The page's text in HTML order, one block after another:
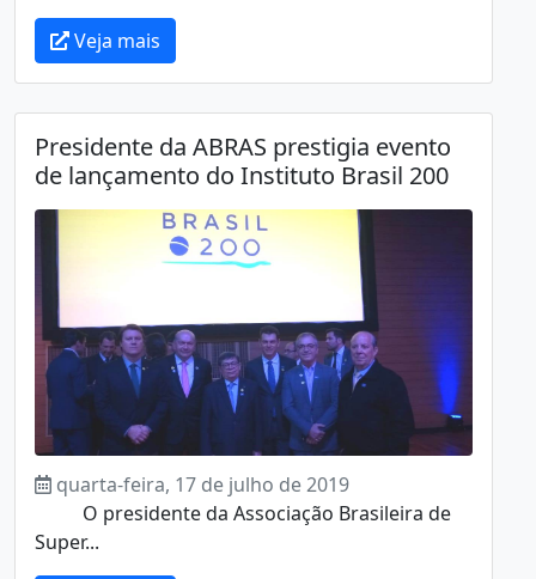
Veja mais
Presidente da ABRAS prestigia evento
de lançamento do Instituto Brasil 200
quarta-feira, 17 de julho de 2019
O presidente da Associação Brasileira de
Super...